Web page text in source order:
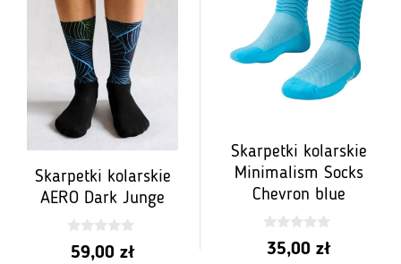
Skarpetki kolarskie
AERO Dark Junge
0
z59,00 zł
Skarpetki kolarskie
Minimalism Socks
Chevron blue
0
z35,00 zł